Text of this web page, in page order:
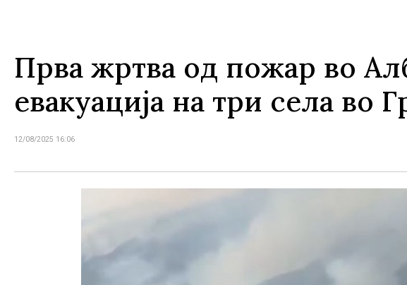
Прва жртва од пожар во
евакуација на три села во
12/08/2025 16:06